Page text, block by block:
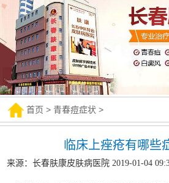
首页 >青春痘症状 >
临床上痤疮有哪些
来源：长春肤康皮肤病医院 2019-01-04